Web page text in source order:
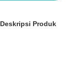
Deskripsi Produk